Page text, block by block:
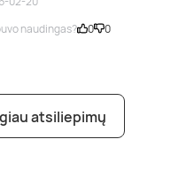
naudingas?
0 0
atsiliepimų